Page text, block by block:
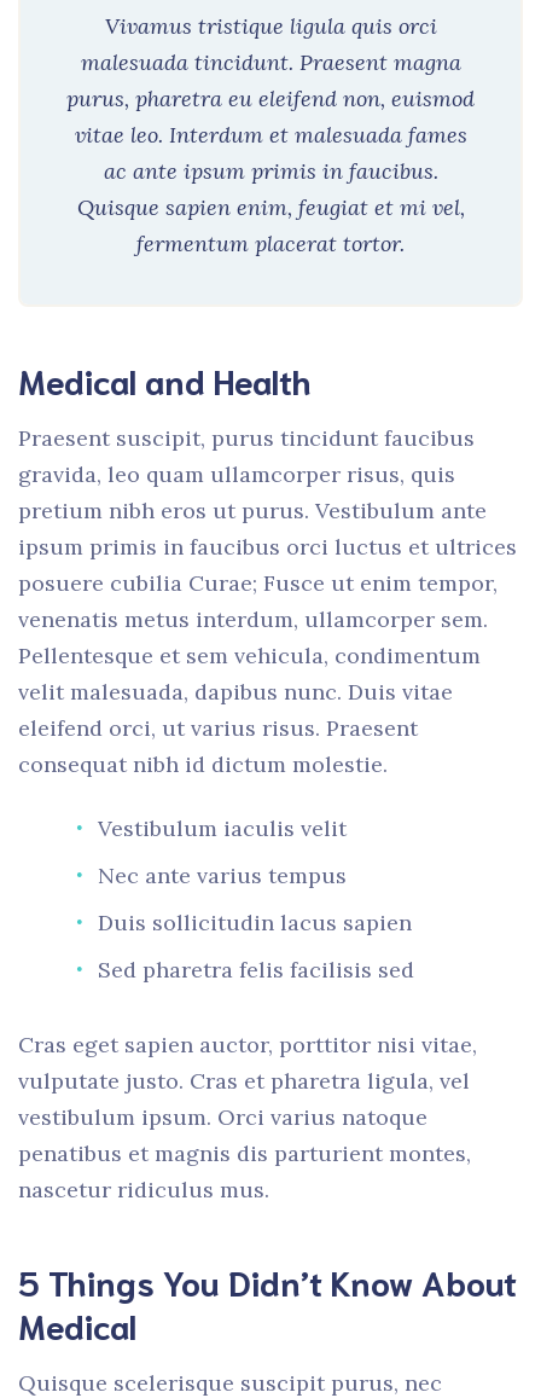
Vivamus tristique ligula quis orci
malesuada tincidunt. Praesent magna
purus, pharetra eu eleifend non, euismod
vitae leo. Interdum et malesuada fames
ac ante ipsum primis in faucibus.
Quisque sapien enim, feugiat et mi vel,
fermentum placerat tortor.
Medical and Health
Praesent suscipit, purus tincidunt faucibus
gravida, leo quam ullamcorper risus, quis
pretium nibh eros ut purus. Vestibulum ante
ipsum primis in faucibus orci luctus et ultrices
posuere cubilia Curae; Fusce ut enim tempor,
venenatis metus interdum, ullamcorper sem.
Pellentesque et sem vehicula, condimentum
velit malesuada, dapibus nunc. Duis vitae
eleifend orci, ut varius risus. Praesent
consequat nibh id dictum molestie.
Vestibulum iaculis velit
Nec ante varius tempus
Duis sollicitudin lacus sapien
Sed pharetra felis facilisis sed
Cras eget sapien auctor, porttitor nisi vitae,
vulputate justo. Cras et pharetra ligula, vel
vestibulum ipsum. Orci varius natoque
penatibus et magnis dis parturient montes,
nascetur ridiculus mus.
5 Things You Didn’t Know About
Medical
Quisque scelerisque suscipit purus, nec